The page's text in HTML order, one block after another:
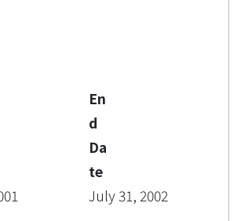
En
d
Da
te
July 31, 2002